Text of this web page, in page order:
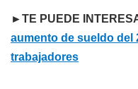
►TE PUEDE
aumento de sueldo del
trabajadores